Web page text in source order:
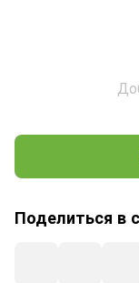
Поделиться в